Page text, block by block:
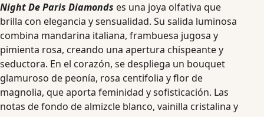
Night De Paris Diamonds es una joya olfativa que
brilla con elegancia y sensualidad. Su salida luminosa
combina mandarina italiana, frambuesa jugosa y
pimienta rosa, creando una apertura chispeante y
seductora. En el corazón, se despliega un bouquet
glamuroso de peonía, rosa centifolia y flor de
magnolia, que aporta feminidad y sofisticación. Las
notas de fondo de almizcle blanco, vainilla cristalina y